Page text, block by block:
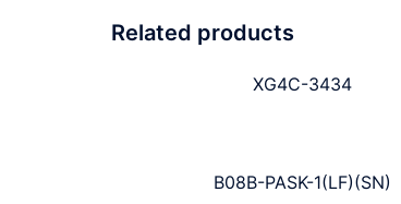
Related products
XG4C-3434
B08B-PASK-1(LF)(SN)